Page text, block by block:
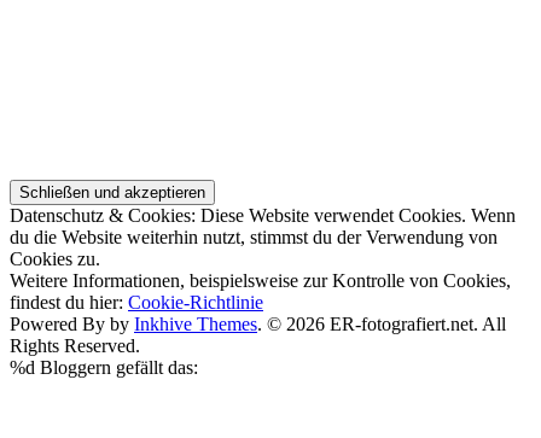
Datenschutz & Cookies: Diese Website verwendet Cookies. Wenn
du die Website weiterhin nutzt, stimmst du der Verwendung von
Cookies zu.
Weitere Informationen, beispielsweise zur Kontrolle von Cookies,
findest du hier: Cookie-Richtlinie
Powered By by Inkhive Themes. © 2026 ER-fotografiert.net. All
Rights Reserved.
%d Bloggern gefällt das: